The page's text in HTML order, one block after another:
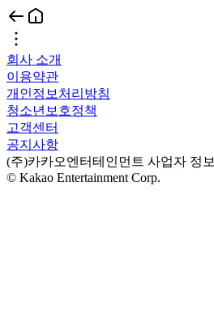
회사 소개
이용약관
개인정보처리방침
청소년보호정책
고객센터
공지사항
(주)카카오엔터테인먼트 사업자 정보
© Kakao Entertainment Corp.